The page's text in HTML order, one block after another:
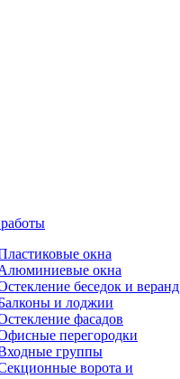
окна
окна
беседок и веранд
и лоджии
фасадов
перегородки
группы
ворота и